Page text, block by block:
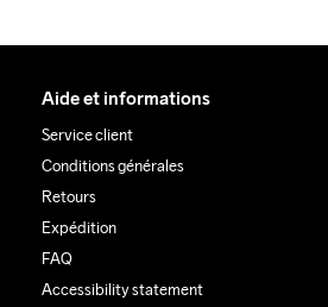
Aide et informations
Service client
Conditions générales
Retours
Expédition
FAQ
Accessibility statement